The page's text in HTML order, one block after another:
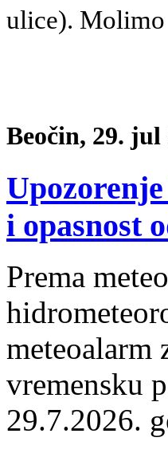
ulice). Molimo
Beočin, 29. jul
i opasnost
Prema
meteoalarm
vremensku
29.7.2026.